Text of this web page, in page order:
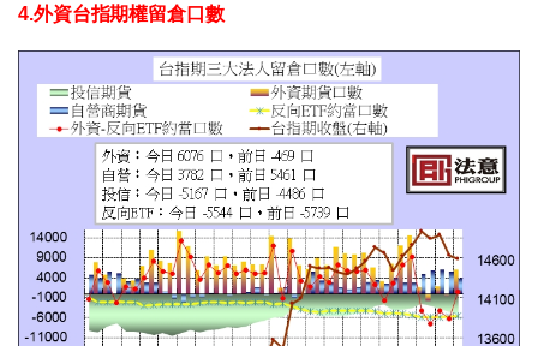
4.外資台指期權留倉口數